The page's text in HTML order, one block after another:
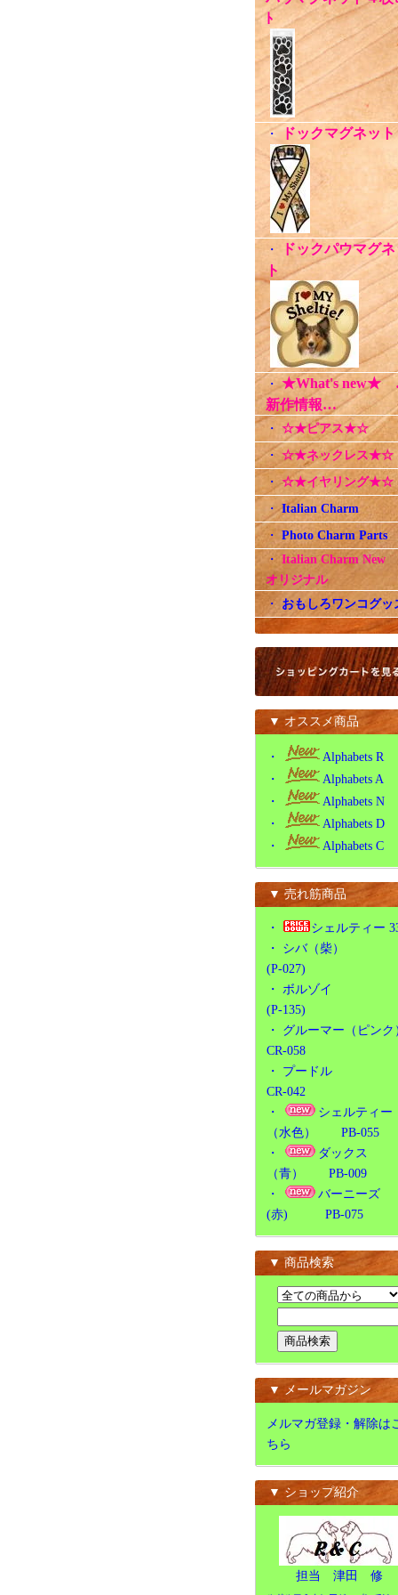
ﾄ
・ドックマグネット
・
ドックパウマグ
ト
・★What's new★
新作情報…
・ ☆★ピアス★☆
・ ☆★ネックレス★☆
・☆★イヤリング★☆
・Italian Charm
・Photo Charm Parts
・ Italian Charm
オリジナル
・ おもしろワンコグッ
▼ オススメ商品
・
Alphabets R
・
Alphabets A
・
Alphabets N
・
Alphabets D
・
Alphabets C
▼ 売れ筋商品
・
シェルティー
・ シバ（柴）
(P-027)
・ ボルゾイ
(P-135)
・ グルーマー（ピンク
CR-058
・ プードル
CR-042
・
シェルティー
（水色） PB-055
・
ダックス
（青） PB-009
・
バーニーズ
(赤) PB-075
▼ 商品検索
▼ メールマガジン
メルマガ登録・解除は
ちら
▼ ショップ紹介
担当 津田 修